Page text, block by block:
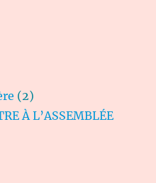
(2)
À L’ASSEMBLÉE